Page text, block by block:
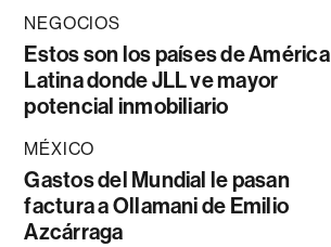
NEGOCIOS
Estos son los países de América
Latina donde JLL ve mayor
potencial inmobiliario
MÉXICO
Gastos del Mundial le pasan
factura a Ollamani de Emilio
Azcárraga